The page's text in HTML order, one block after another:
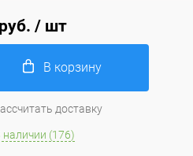
/ шт
В корзину
доставку
наличии (176)